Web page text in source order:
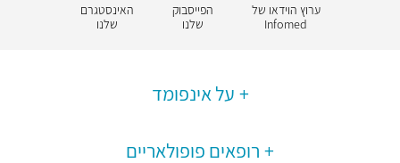
ערוץ הוידאו של
Infomed
הפייסבוק
שלנו
האינסטגרם
שלנו
על אינפומד
רופאים פופולאריים